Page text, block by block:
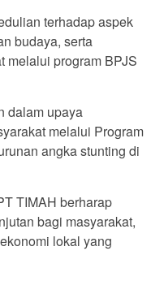
terhadap aspek
budaya, serta
melalui program BPJS
dalam upaya
melalui Program
angka stunting di
TIMAH berharap
bagi masyarakat,
lokal yang